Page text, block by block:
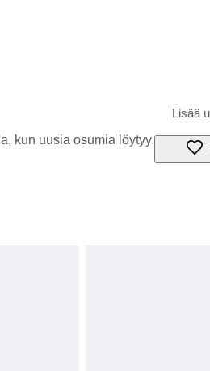
kun uusia osumia löytyy.